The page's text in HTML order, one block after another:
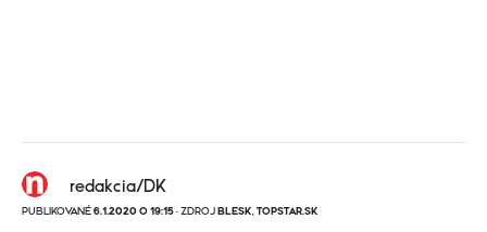
redakcia/DK
PUBLIKOVANÉ 6.1.2020 O 19:15 · ZDROJ BLESK TOPSTAR.SK